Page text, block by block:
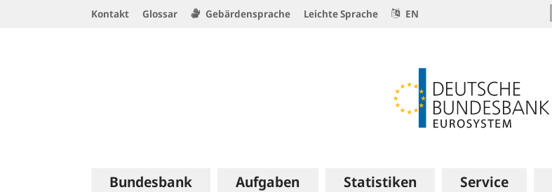
Kontakt Glossar Gebärdensprache Leichte Sprache EN
Hauptnavigation
Bundesbank Aufgaben Statistiken Service